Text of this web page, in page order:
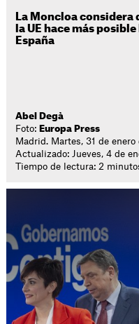
La Moncloa considera
la UE hace más
España
Abel Degà
Foto: Europa Press
Madrid. Martes, 31 de
Actualizado: Jueves, 4 de
Tiempo de lectura: 2